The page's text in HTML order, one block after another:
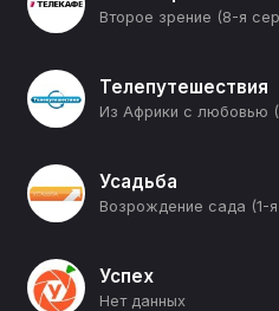
Второе зрение (8-я
Телепутешествия
Из Африки с любовью
Усадьба
Возрождение сада (1-
Успех
Нет данных